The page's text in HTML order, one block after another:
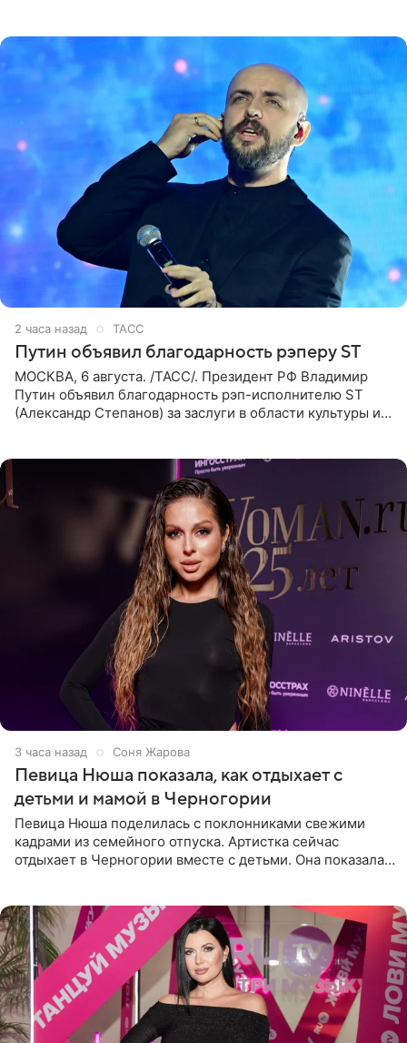
2 часа назад ТАСС
Путин объявил благодарность рэперу ST
МОСКВА, 6 августа. /ТАСС/. Президент РФ Владимир
Путин объявил благодарность рэп-исполнителю ST
(Александр Степанов) за заслуги в области культуры и
3 часа назад Соня Жарова
Певица Нюша показала, как отдыхает с
детьми и мамой в Черногории
Певица Нюша поделилась с поклонниками свежими
кадрами из семейного отпуска. Артистка сейчас
отдыхает в Черногории вместе с детьми. Она показала,